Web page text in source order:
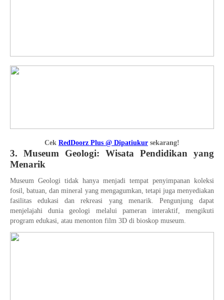
Cek RedDoorz Plus @ Dipatiukur sekarang!
3. Museum Geologi: Wisata Pendidikan yang
Menarik
Museum Geologi tidak hanya menjadi tempat penyimpanan koleksi
fosil, batuan, dan mineral yang mengagumkan, tetapi juga menyediakan
fasilitas edukasi dan rekreasi yang menarik. Pengunjung dapat
menjelajahi dunia geologi melalui pameran interaktif, mengikuti
program edukasi, atau menonton film 3D di bioskop museum.